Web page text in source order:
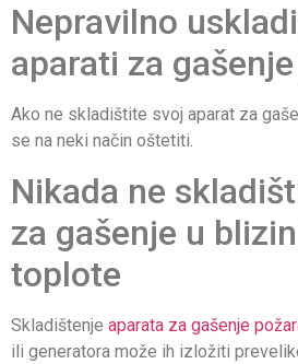
Nepravilno
aparati za
Ako ne skladištite svoj aparat za
se na neki način oštetiti.
Nikada ne
za gašenje u
toplote
Skladištenje aparata za gašenje
ili generatora može ih izložiti